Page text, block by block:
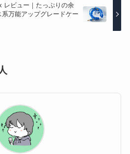
レビュー｜たっぷりの余
万能アップグレードケー